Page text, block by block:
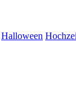
Halloween